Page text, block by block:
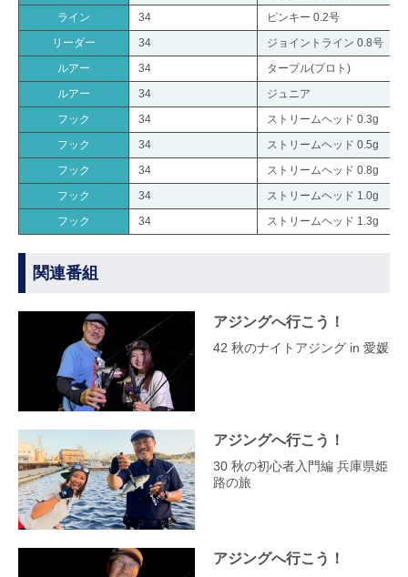
ライン
34
ピンキー 0.2号
リーダー
34
ジョイントライン 0.8号
ルアー
34
タープル(プロト)
ルアー
34
ジュニア
フック
34
ストリームヘッド 0.3g
フック
34
ストリームヘッド 0.5g
フック
34
ストリームヘッド 0.8g
フック
34
ストリームヘッド 1.0g
フック
34 ストリームヘッド 1.3g
関連番組
アジングへ行こう！
42 秋のナイトアジング in 愛媛
アジングへ行こう！
30 秋の初心者入門編 兵庫県姫
路の旅
アジングへ行こう！